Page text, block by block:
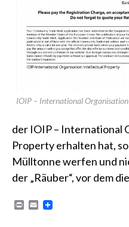
IOIP – International
der IOIP – International
Property erhalten hat,
Mülltonne werfen und
der „Räuber“, vor dem
P
E